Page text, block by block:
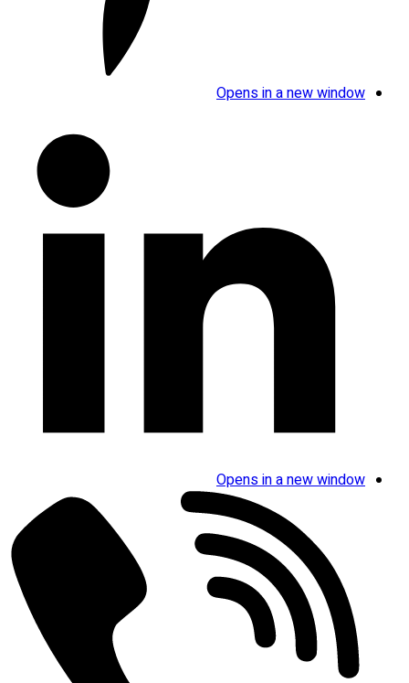
Opens in a new window
Opens in a new window